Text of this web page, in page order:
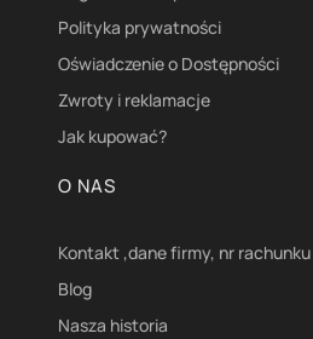
Polityka prywatności
Oświadczenie o Dostępności
Zwroty i reklamacje
Jak kupować?
O NAS
Kontakt ,dane firmy, nr rachunku
Blog
Nasza historia